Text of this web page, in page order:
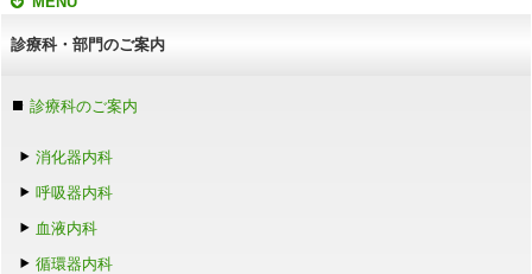
診療科・部門のご案内
診療科のご案内
消化器内科
呼吸器内科
血液内科
循環器内科